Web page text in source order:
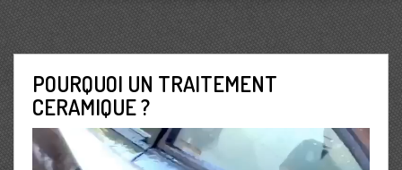
POURQUOI UN TRAITEMENT
CERAMIQUE ?
Lecteur
vidéo